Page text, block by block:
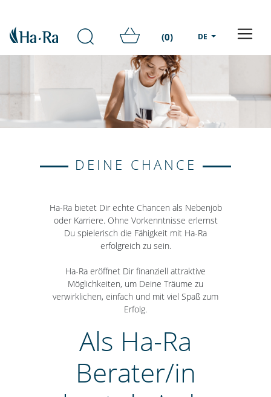
(0) DE
DEINE CHANCE
Ha-Ra bietet Dir echte Chancen als Nebenjob
oder Karriere. Ohne Vorkenntnisse erlernst
Du spielerisch die Fähigkeit mit Ha-Ra
erfolgreich zu sein.
Ha-Ra eröffnet Dir finanziell attraktive
Möglichkeiten, um Deine Träume zu
verwirklichen, einfach und mit viel Spaß zum
Erfolg.
Als Ha-Ra
Berater/in